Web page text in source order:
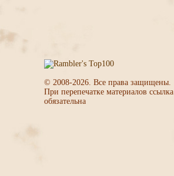
© 2008-2026. Все права защищены.
При перепечатке материалов ссылка
обязательна